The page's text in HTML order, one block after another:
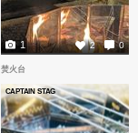
2 0
1
焚火台
CAPTAIN STAG